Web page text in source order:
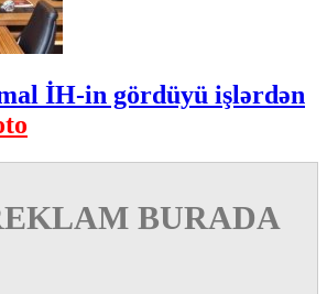
İH-in gördüyü işlərdən
BURADA